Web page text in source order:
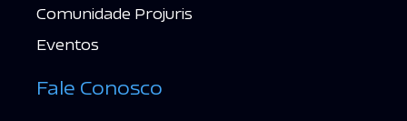
Comunidade Projuris
Eventos
Fale Conosco